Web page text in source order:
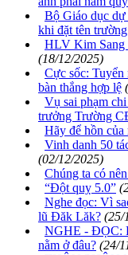
Bộ Giáo dục dự
khi đặt tên
HLV Kim Sang
(18/12/2025)
Cực sốc:
bàn thắng hợp lệ
Vụ sai phạm
trưởng Trường
Hãy để hồn
Vinh danh 50
(02/12/2025)
Chúng ta có
“Đột quỵ 5.0”
Nghe đọc: Vì
lũ Đăk Lăk? (25/
NGHE - ĐỌC:
nằm ở đâu? (24/